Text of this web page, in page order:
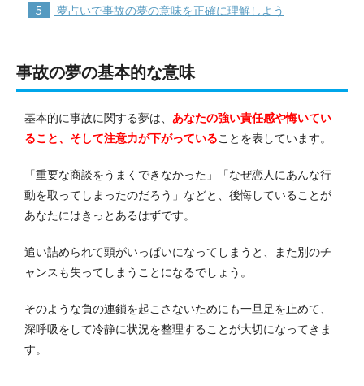
5 夢占いで事故の夢の意味を正確に理解しよう
事故の夢の基本的な意味
基本的に事故に関する夢は、 あなたの強い責任感や悔いてい
ること、そして注意力が下がっていることを表しています。
「重要な商談をうまくできなかった」「なぜ恋人にあんな行
動を取ってしまったのだろう」などと、後悔していることが
あなたにはきっとあるはずです。
追い詰められて頭がいっぱいになってしまうと、また別のチ
ャンスも失ってしまうことになるでしょう。
そのような負の連鎖を起こさないためにも一旦足を止めて、
深呼吸をして冷静に状況を整理することが大切になってきま
す。